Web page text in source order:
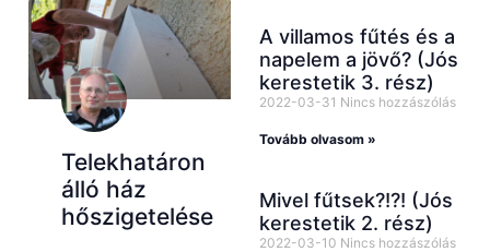
Telekhatáron
álló ház
hőszigetelése
A villamos fűtés és a
napelem a jövő? (Jós
kerestetik 3. rész)
2022-03-31 Nincs hozzászólás
Tovább olvasom »
Mivel fűtsek?!?! (Jós
kerestetik 2. rész)
2022-03-10 Nincs hozzászólás